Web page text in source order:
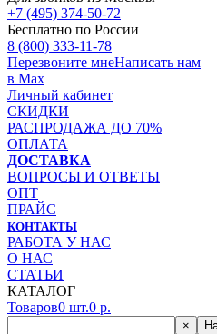
+7 (495) 374-50-72
Бесплатно по России
8 (800) 333-11-78
Перезвоните мнеНаписать нам
в Max
Личный кабинет
СКИДКИ
РАСПРОДАЖА ДО 70%
ОПЛАТА
ДОСТАВКА
ВОПРОСЫ И ОТВЕТЫ
ОПТ
ПРАЙС
КОНТАКТЫ
РАБОТА У НАС
О НАС
СТАТЬИ
КАТАЛОГ
Товаров0 шт.0 р.
×